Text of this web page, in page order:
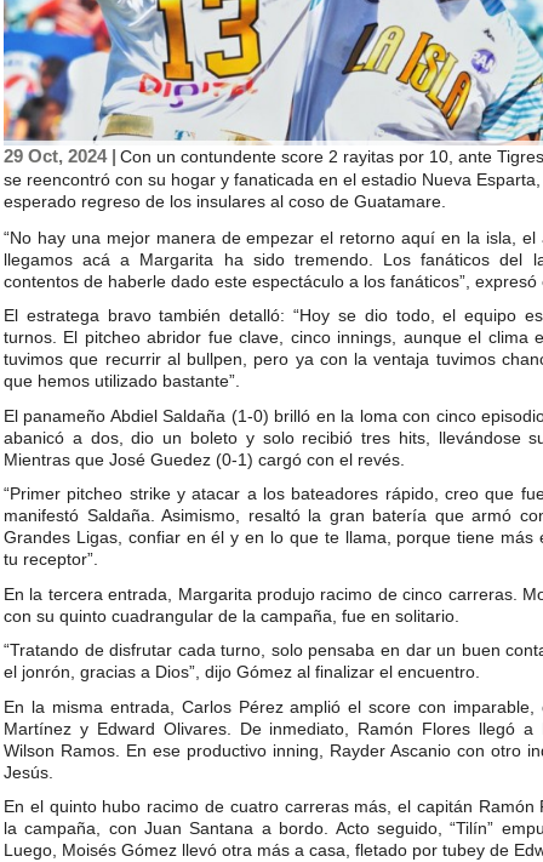
29 Oct, 2024 | Con un contundente score 2 rayitas por 10, ante
se reencontró con su hogar y fanaticada en el estadio Nueva
esperado regreso de los insulares al coso de Guatamare.
“No hay una mejor manera de empezar el retorno aquí en la isla,
llegamos acá a Margarita ha sido tremendo. Los fanáticos del
contentos de haberle dado este espectáculo a los fanáticos”,
El estratega bravo también detalló: “Hoy se dio todo, el equipo
turnos. El pitcheo abridor fue clave, cinco innings, aunque el clima
tuvimos que recurrir al bullpen, pero ya con la ventaja tuvimos
que hemos utilizado bastante”.
El panameño Abdiel Saldaña (1-0) brilló en la loma con cinco
abanicó a dos, dio un boleto y solo recibió tres hits, llevándose
Mientras que José Guedez (0-1) cargó con el revés.
“Primer pitcheo strike y atacar a los bateadores rápido, creo que
manifestó Saldaña. Asimismo, resaltó la gran batería que armó
Grandes Ligas, confiar en él y en lo que te llama, porque tiene más
tu receptor”.
En la tercera entrada, Margarita produjo racimo de cinco carreras.
con su quinto cuadrangular de la campaña, fue en solitario.
“Tratando de disfrutar cada turno, solo pensaba en dar un buen
el jonrón, gracias a Dios”, dijo Gómez al finalizar el encuentro.
En la misma entrada, Carlos Pérez amplió el score con imparable,
Martínez y Edward Olivares. De inmediato, Ramón Flores llegó a
Wilson Ramos. En ese productivo inning, Rayder Ascanio con otro
Jesús.
En el quinto hubo racimo de cuatro carreras más, el capitán
la campaña, con Juan Santana a bordo. Acto seguido, “Tilín”
Luego, Moisés Gómez llevó otra más a casa, fletado por tubey de